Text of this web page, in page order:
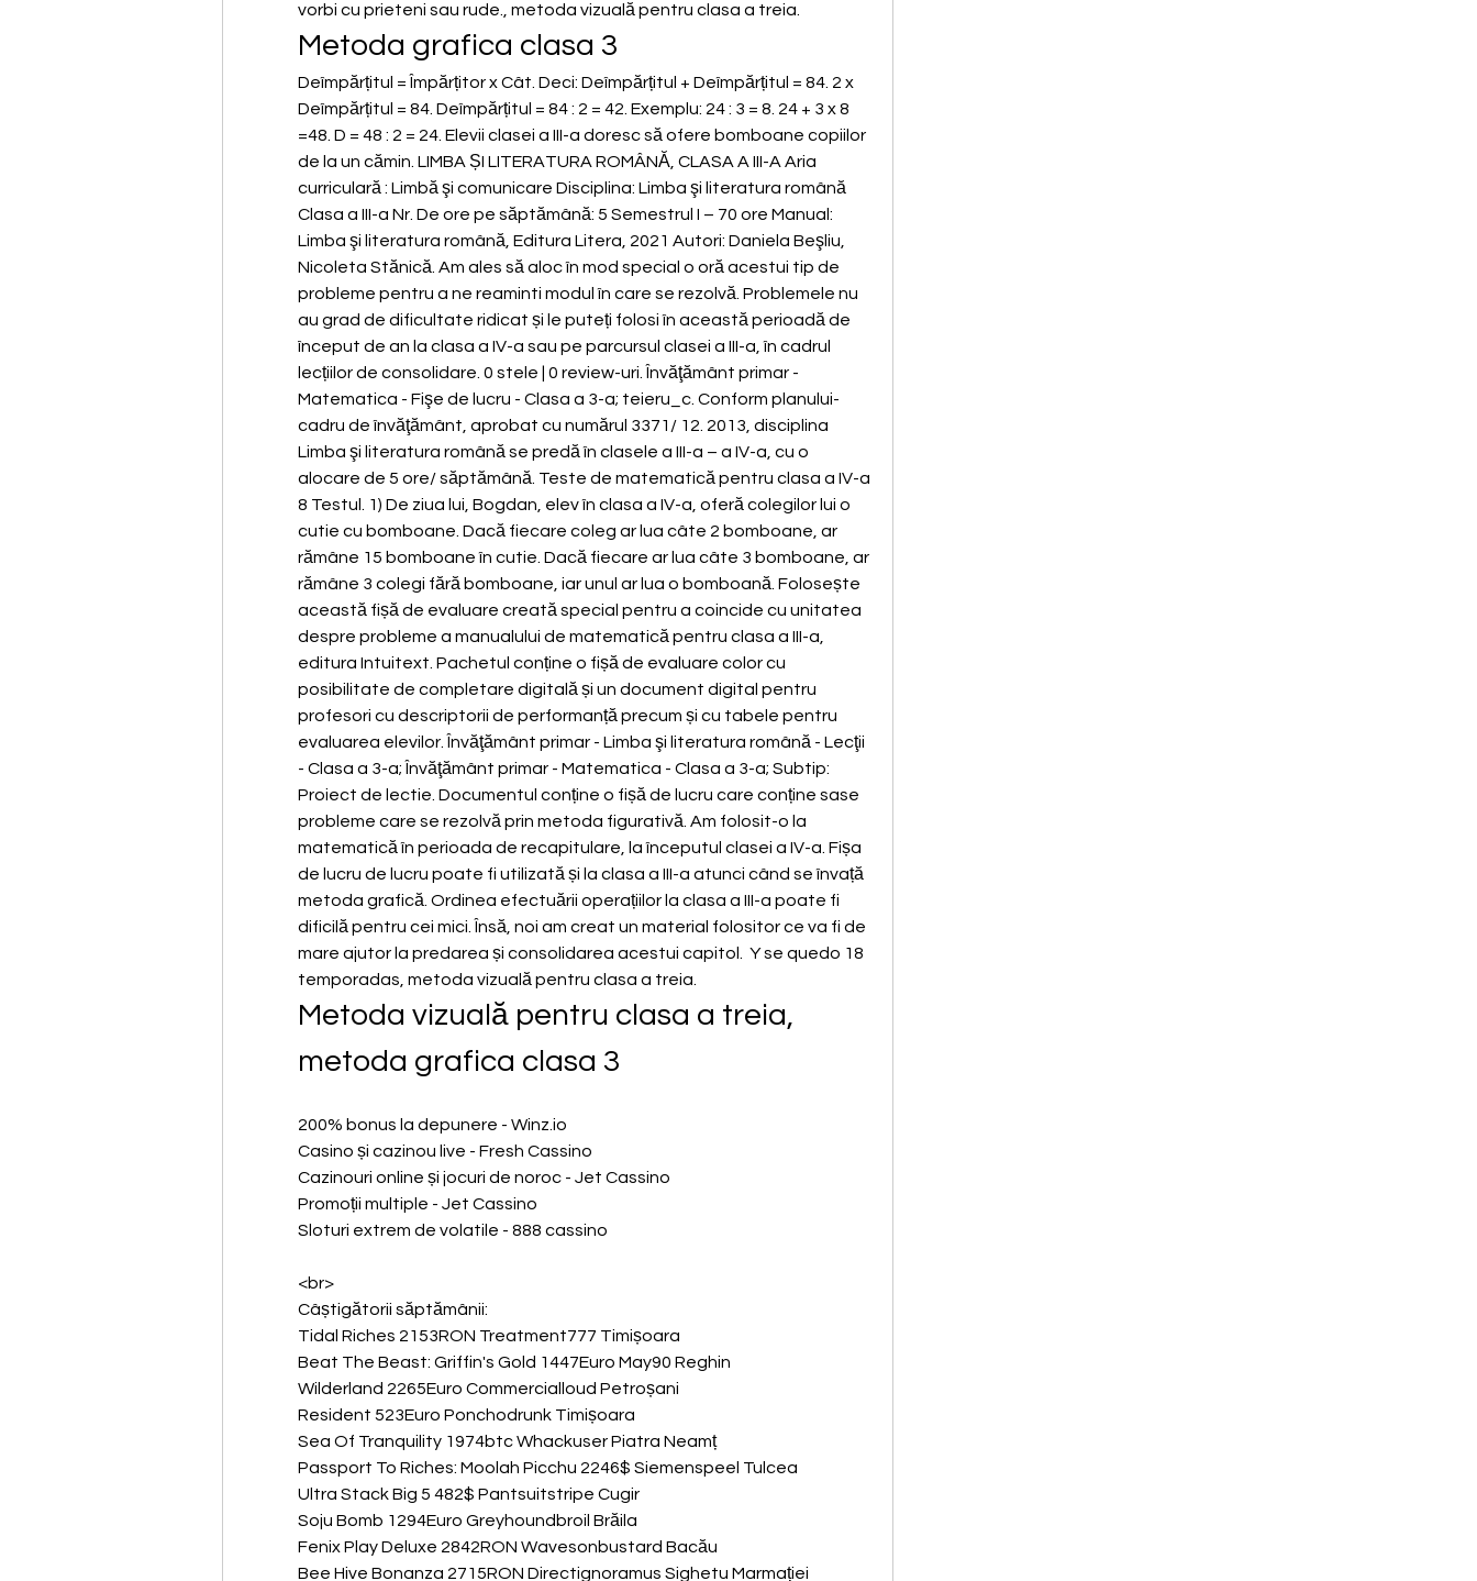
vorbi cu prieteni sau rude., metoda vizuală pentru clasa a treia.
Metoda grafica clasa 3
Deîmpărțitul = Împărțitor x Cât. Deci: Deîmpărțitul + Deîmpărțitul = 84. 2 x
Deîmpărțitul = 84. Deîmpărțitul = 84 : 2 = 42. Exemplu: 24 : 3 = 8. 24 + 3 x 8
=48. D = 48 : 2 = 24. Elevii clasei a III-a doresc să ofere bomboane copiilor
de la un cămin. LIMBA ȘI LITERATURA ROMÂNĂ, CLASA A III-A Aria
curriculară : Limbă şi comunicare Disciplina: Limba şi literatura română
Clasa a III-a Nr. De ore pe săptămână: 5 Semestrul I – 70 ore Manual:
Limba şi literatura română, Editura Litera, 2021 Autori: Daniela Beşliu,
Nicoleta Stănică. Am ales să aloc în mod special o oră acestui tip de
probleme pentru a ne reaminti modul în care se rezolvă. Problemele nu
au grad de dificultate ridicat și le puteți folosi în această perioadă de
început de an la clasa a IV-a sau pe parcursul clasei a III-a, în cadrul
lecțiilor de consolidare. 0 stele | 0 review-uri. Învăţământ primar -
Matematica - Fişe de lucru - Clasa a 3-a; teieru_c. Conform planului-
cadru de învăţământ, aprobat cu numărul 3371/ 12. 2013, disciplina
Limba şi literatura română se predă în clasele a III-a – a IV-a, cu o
alocare de 5 ore/ săptămână. Teste de matematică pentru clasa a IV-a
8 Testul. 1) De ziua lui, Bogdan, elev în clasa a IV-a, oferă colegilor lui o
cutie cu bomboane. Dacă fiecare coleg ar lua câte 2 bomboane, ar
rămâne 15 bomboane în cutie. Dacă fiecare ar lua câte 3 bomboane, ar
rămâne 3 colegi fără bomboane, iar unul ar lua o bomboană. Folosește
această fișă de evaluare creată special pentru a coincide cu unitatea
despre probleme a manualului de matematică pentru clasa a III-a,
editura Intuitext. Pachetul conține o fișă de evaluare color cu
posibilitate de completare digitală și un document digital pentru
profesori cu descriptorii de performanță precum și cu tabele pentru
evaluarea elevilor. Învăţământ primar - Limba şi literatura română - Lecţii
- Clasa a 3-a; Învăţământ primar - Matematica - Clasa a 3-a; Subtip:
Proiect de lectie. Documentul conține o fișă de lucru care conține sase
probleme care se rezolvă prin metoda figurativă. Am folosit-o la
matematică în perioada de recapitulare, la începutul clasei a IV-a. Fișa
de lucru de lucru poate fi utilizată și la clasa a III-a atunci când se învață
metoda grafică. Ordinea efectuării operațiilor la clasa a III-a poate fi
dificilă pentru cei mici. Însă, noi am creat un material folositor ce va fi de
mare ajutor la predarea și consolidarea acestui capitol.  Y se quedo 18
temporadas, metoda vizuală pentru clasa a treia.
Metoda vizuală pentru clasa a treia,
metoda grafica clasa 3
200% bonus la depunere - Winz.io
Casino și cazinou live - Fresh Cassino
Cazinouri online și jocuri de noroc - Jet Cassino
Promoții multiple - Jet Cassino
Sloturi extrem de volatile - 888 cassino
<br>
Câștigătorii săptămânii:
Tidal Riches 2153RON Treatment777 Timișoara
Beat The Beast: Griffin's Gold 1447Euro May90 Reghin
Wilderland 2265Euro Commercialloud Petroșani
Resident 523Euro Ponchodrunk Timișoara
Sea Of Tranquility 1974btc Whackuser Piatra Neamț
Passport To Riches: Moolah Picchu 2246$ Siemenspeel Tulcea
Ultra Stack Big 5 482$ Pantsuitstripe Cugir
Soju Bomb 1294Euro Greyhoundbroil Brăila
Fenix Play Deluxe 2842RON Wavesonbustard Bacău
Bee Hive Bonanza 2715RON Directignoramus Sighetu Marmației